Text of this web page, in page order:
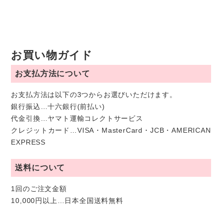
お買い物ガイド
お支払方法について
お支払方法は以下の3つからお選びいただけます。
銀行振込…十六銀行(前払い)
代金引換…ヤマト運輸コレクトサービス
クレジットカード…VISA・MasterCard・JCB・AMERICAN
EXPRESS
送料について
1回のご注文金額
10,000円以上…日本全国送料無料